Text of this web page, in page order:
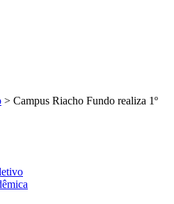
> Campus Riacho Fundo realiza 1º